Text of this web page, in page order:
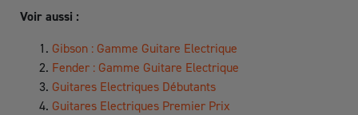
Voir aussi :
Gibson : Gamme Guitare Electrique
Fender : Gamme Guitare Electrique
Guitares Electriques Débutants
Guitares Electriques Premier Prix